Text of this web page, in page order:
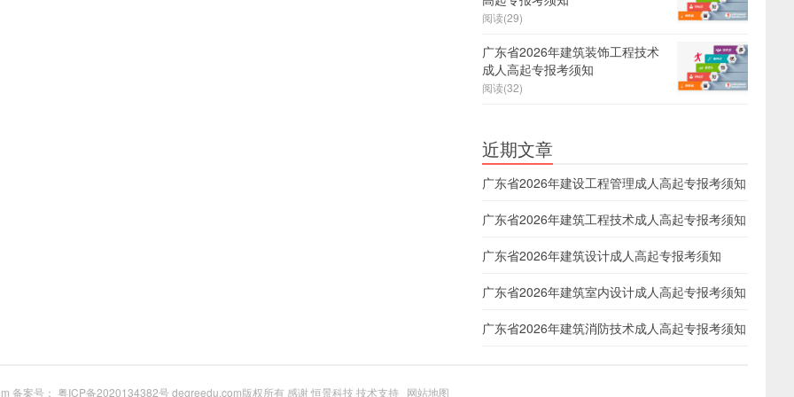
阅读(29)
广东省2026年建筑装饰工程技术
成人高起专报考须知
阅读(32)
近期文章
广东省2026年建设工程管理成人高起专报考须知
广东省2026年建筑工程技术成人高起专报考须知
广东省2026年建筑设计成人高起专报考须知
广东省2026年建筑室内设计成人高起专报考须知
广东省2026年建筑消防技术成人高起专报考须知
备案号： 粤ICP备2020134382号degreedu.com版权所有 感谢恒景科技 技术支持 网站地图